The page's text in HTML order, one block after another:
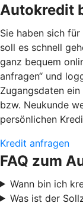
Autokredit
Sie haben sich
soll es schnell
ganz bequem
anfragen“ und
Zugangsdaten
bzw. Neukunde
persönlichen
Kredit anfragen
FAQ zum
Wann bin ich
Was ist der